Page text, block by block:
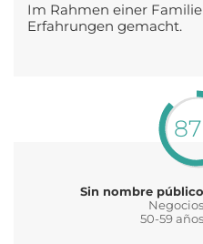
Im Rahmen einer
Erfahrungen gemacht.
Sin nombre público
Negocios
50-59 años